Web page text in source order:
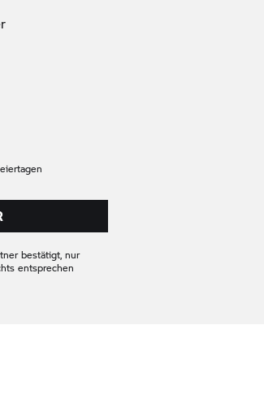
bestätigt, nur
entsprechen